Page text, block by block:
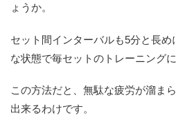
ょうか。
セット間インターバルも5分と長め
な状態で毎セットのトレーニング
この方法だと、無駄な疲労が溜ま
出来るわけです。